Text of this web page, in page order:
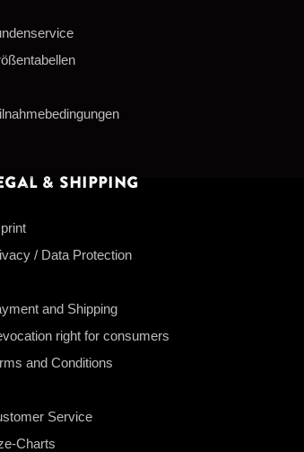
& Shipping
/ Data Protection
and Shipping
right for consumers
and Conditions
Service
Charts